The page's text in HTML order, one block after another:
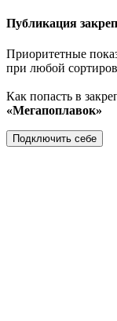
Публикация
Приоритетные
при любой
Как попасть в
«Мегапоплавок»
Подключить себе